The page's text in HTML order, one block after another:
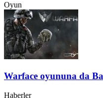
Oyun
Warface oyununa da
Haberler